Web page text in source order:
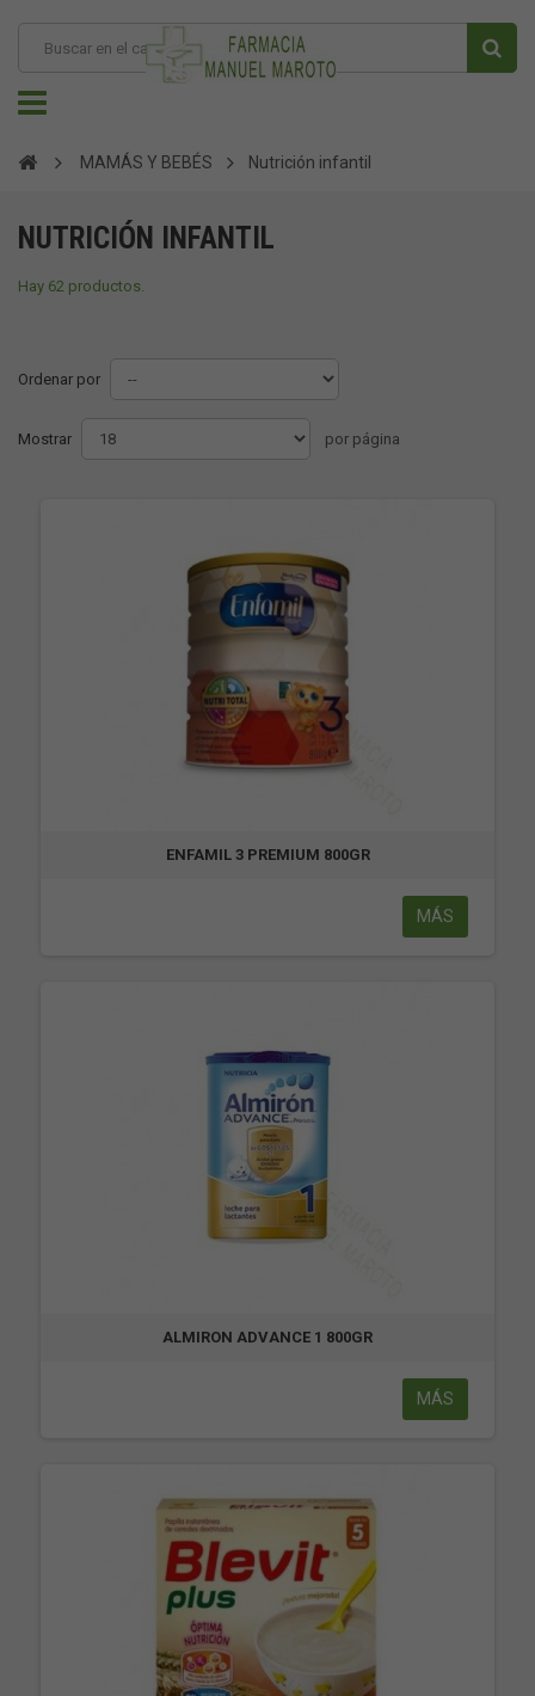
MAMÁS Y BEBÉS Nutrición infantil
NUTRICIÓN INFANTIL
Hay 62 productos.
Ordenar por
Mostrar por página
ENFAMIL 3 PREMIUM 800GR
MÁS
ALMIRON ADVANCE 1 800GR
MÁS